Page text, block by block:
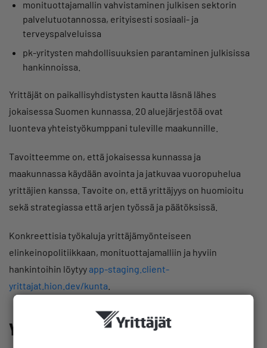
monituottajamallin vahvistaminen julkisen sektorin
palvelutuotannossa, erityisesti sosiaali- ja
terveyspalveluissa
pk-yritysten mahdollisuuksien parantaminen julkisissa
hankinnoissa.
Yrittäjät on paikallisyhdistysten kautta läsnä lähes
jokaisessa Suomen kunnassa. 20 aluejärjestöä ovat
luonteva yhteistyökumppani tuleville maakunnille.
Tavoitteemme on, että jokaisessa kunnassa ja
maakunnassa käydään avointa ja jatkuvaa vuoropuhelua
yrittäjien kanssa. Tavoite on, että yrittäjyys on huomioitu
sekä strategiassa että arjen työssä ja päätöksissä.
Konkreettisia työkaluja yrittäjämyönteiseen
elinkeinopolitiikkaan, monituottajamalliin ja hyviin
hankintoihin löytyyapp-staging.client-
yrittajat.hion.dev/kunta
Yrittäjien yli 50 kohdan kasvupaketti